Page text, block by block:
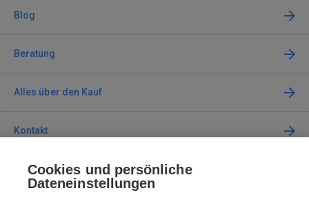
Blog
Beratung
Alles über den Kauf
Kontakt
Kontaktieren Sie uns
Cookies und persönliche
Dateneinstellungen